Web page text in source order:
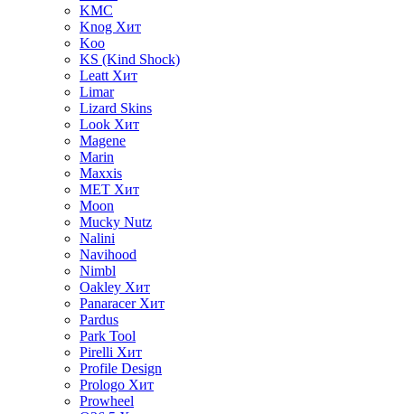
KMC
Knog Хит
Koo
KS (Kind Shock)
Leatt Хит
Limar
Lizard Skins
Look Хит
Magene
Marin
Maxxis
MET Хит
Moon
Mucky Nutz
Nalini
Navihood
Nimbl
Oakley Хит
Panaracer Хит
Pardus
Park Tool
Pirelli Хит
Profile Design
Prologo Хит
Prowheel